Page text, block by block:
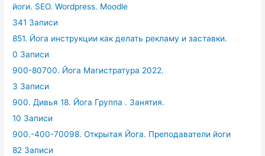
йоги. SEO. Wordpress. Moodle
341 Записи
851. Йога инструкции как делать рекламу и заставки.
0 Записи
900-80700. Йога Магистратура 2022.
3 Записи
900. Дивья 18. Йога Группа . Занятия.
10 Записи
900.-400-70098. Открытая Йога. Преподаватели йоги
82 Записи